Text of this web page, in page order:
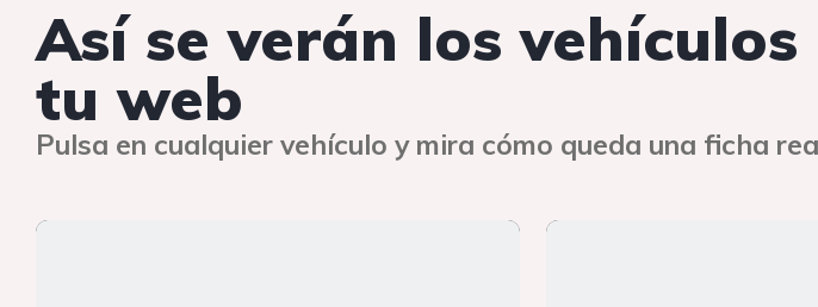
Así se verán los
tu web
Pulsa en cualquier vehículo y mira cómo queda una ficha